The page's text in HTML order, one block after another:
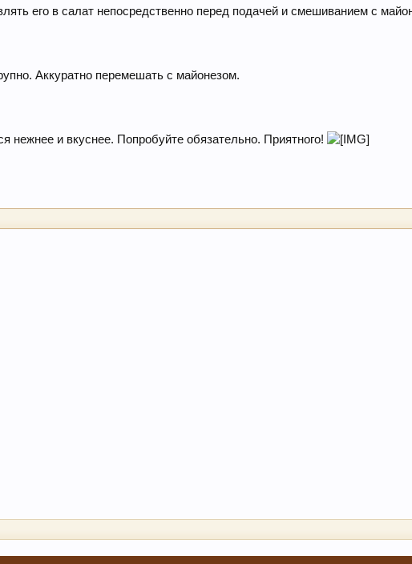
его в салат непосредственно перед подачей и смешиванием с
Аккуратно перемешать с майонезом.
нежнее и вкуснее. Попробуйте обязательно. Приятного!